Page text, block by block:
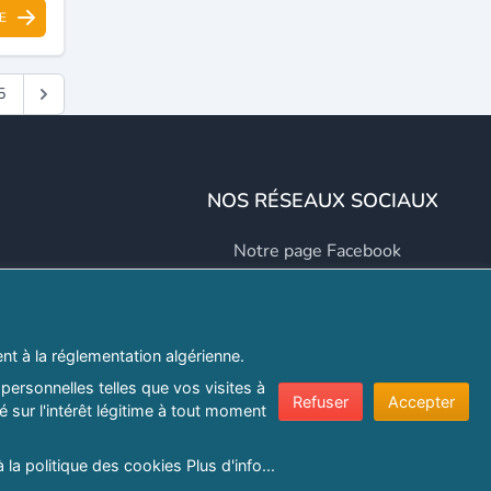
NOS RÉSEAUX SOCIAUX
Notre page Facebook
Notre page Twitter
à la réglementation algérienne.
telles que vos visites à
sur l'intérêt légitime à tout moment
la politique des cookies Plus d'info...
Refuser Accepter